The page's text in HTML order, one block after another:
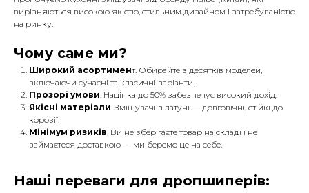
вирізняються високою якістю, стильним дизайном і затребуваністю
на ринку.
Чому саме ми?
Широкий асортимент. Обирайте з десятків моделей,
включаючи сучасні та класичні варіанти.
Прозорі умови. Націнка до 50% забезпечує високий дохід.
Якісні матеріали. Змішувачі з латуні — довговічні, стійкі до
корозії.
Мінімум ризиків. Ви не зберігаєте товар на складі і не
займаєтеся доставкою — ми беремо це на себе.
Наші переваги для дропшиперів: